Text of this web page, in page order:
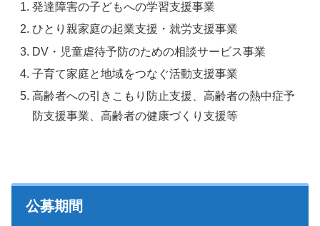
発達障害の子どもへの学習支援事業
ひとり親家庭の起業支援・就労支援事業
DV・児童虐待予防のための相談サービス事業
子育て家庭と地域をつなぐ活動支援事業
高齢者への引きこもり防止支援、高齢者の熱中症予
防支援事業、高齢者の健康づくり支援等
公募期間